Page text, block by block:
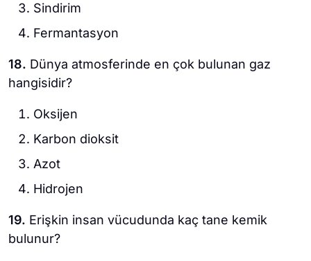
Sindirim
Fermantasyon
18. Dünya atmosferinde en çok bulunan gaz
hangisidir?
Oksijen
Karbon dioksit
Azot
Hidrojen
19. Erişkin insan vücudunda kaç tane kemik
bulunur?